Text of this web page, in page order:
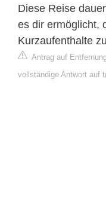
Diese Reise
es dir ermöglicht,
Kurzaufenthalte
Antrag auf
vollständige Antwort auf